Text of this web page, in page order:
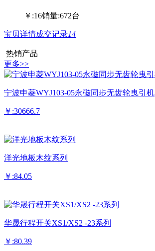
￥:16销量:672台
宝贝详情成交记录14
热销产品
更多>>
宁波申菱WYJ103-05永磁同步无齿轮曳引机
￥:30666.7
洋光地板木纹系列
￥:84.05
华晟行程开关XS1/XS2 -23系列
￥:80.39